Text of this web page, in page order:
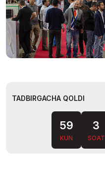
TADBIRGACHA QOLDI
59
KUN
3
SOAT